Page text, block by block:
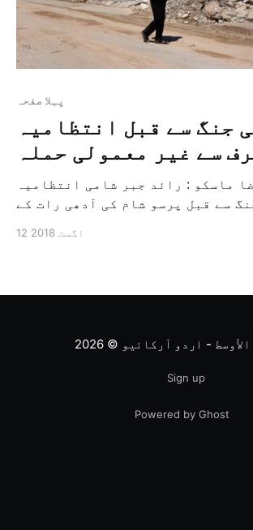
پہلا صفحہ
جنگ سے قبل انتظامیہ
سے غیر معمولی حملہ
ماسکو : رائد جبر شامی انتظامیہ
سے قبل پرسو شام کی آدھی رات کے
12 اگست 2018
الأوسط - اردو آرکائیو © 2026
Sign up
Powered by Ghost